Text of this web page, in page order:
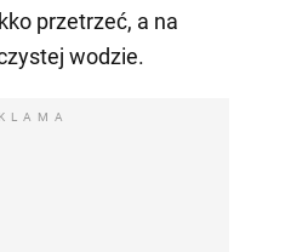
przetrzeć, a na
wodzie.